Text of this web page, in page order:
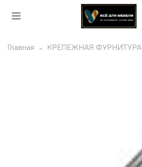
Главная КРЕПЕЖНАЯ ФУРНИТУРА